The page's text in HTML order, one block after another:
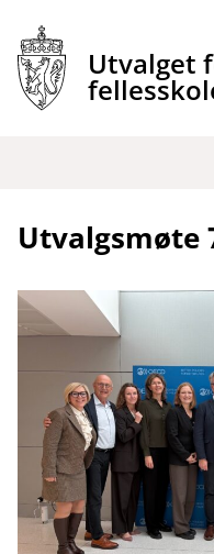
innhold
Utvalget
Utvalgsmøte